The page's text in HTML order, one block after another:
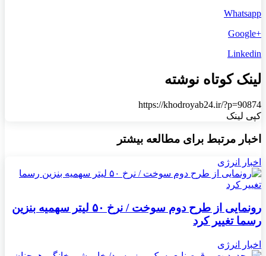
Whatsapp
+Google
Linkedin
لینک کوتاه نوشته
https://khodroyab24.ir/?p=90874
کپی لینک
اخبار مرتبط برای مطالعه بیشتر
اخبار انرژی
رونمایی از طرح دوم سوخت / نرخ ۵۰ لیتر سهمیه بنزین
رسما تغییر کرد
اخبار انرژی